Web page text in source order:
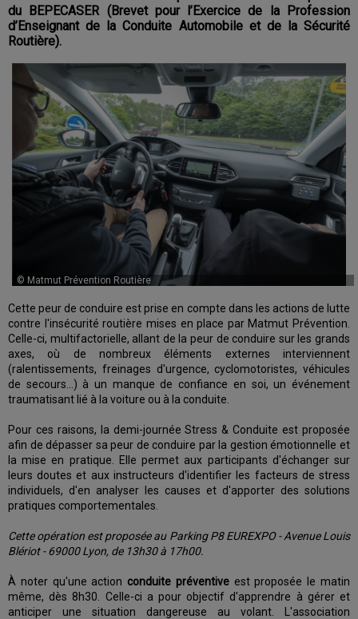
du BEPECASER (Brevet pour l’Exercice de la Profession
d’Enseignant de la Conduite Automobile et de la Sécurité
Routière).
© Matmut Prévention Routière
Cette peur de conduire est prise en compte dans les actions de lutte
contre l'insécurité routière mises en place par Matmut Prévention.
Celle-ci, multifactorielle, allant de la peur de conduire sur les grands
axes, où de nombreux éléments externes interviennent
(ralentissements, freinages d'urgence, cyclomotoristes, véhicules
de secours…) à un manque de confiance en soi, un événement
traumatisant lié à la voiture ou à la conduite.
Pour ces raisons, la demi-journée Stress & Conduite est proposée
afin de dépasser sa peur de conduire par la gestion émotionnelle et
la mise en pratique. Elle permet aux participants d'échanger sur
leurs doutes et aux instructeurs d'identifier les facteurs de stress
individuels, d'en analyser les causes et d'apporter des solutions
pratiques comportementales.
Cette opération est proposée au Parking P8 EUREXPO - Avenue Louis
Blériot - 69000 Lyon, de 13h30 à 17h00.
À noter qu'une actionconduite préventiveest proposée le matin
même, dès 8h30. Celle-ci a pour objectif d'apprendre à gérer et
anticiper une situation dangereuse au volant. L'association